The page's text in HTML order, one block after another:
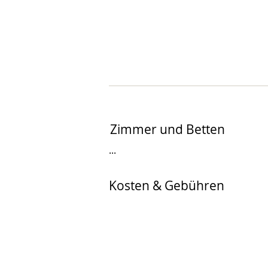
Zimmer und Betten
...
Kosten & Gebühren